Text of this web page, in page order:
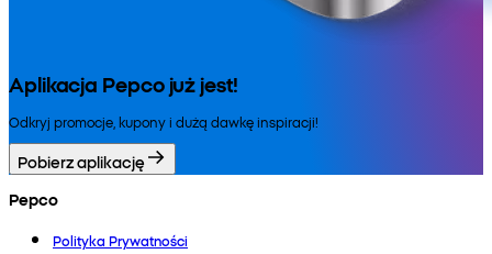
Aplikacja Pepco już jest!
Odkryj promocje, kupony i dużą dawkę inspiracji!
Pobierz aplikację
Pepco
Polityka Prywatności